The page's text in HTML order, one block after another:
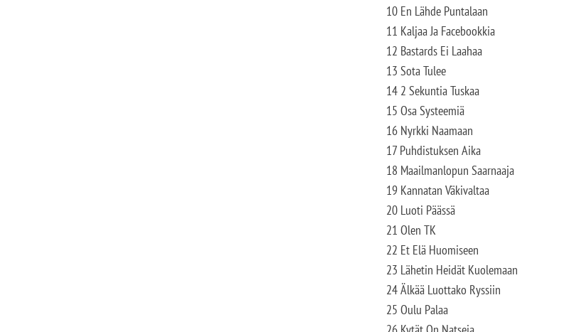
10 En Lähde Puntalaan
11 Kaljaa Ja Facebookkia
12 Bastards Ei Laahaa
13 Sota Tulee
14 2 Sekuntia Tuskaa
15 Osa Systeemiä
16 Nyrkki Naamaan
17 Puhdistuksen Aika
18 Maailmanlopun Saarnaaja
19 Kannatan Väkivaltaa
20 Luoti Päässä
21 Olen TK
22 Et Elä Huomiseen
23 Lähetin Heidät Kuolemaan
24 Älkää Luottako Ryssiin
25 Oulu Palaa